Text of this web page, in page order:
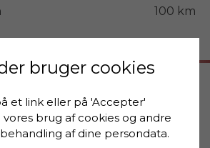
100 km
bruger cookies
et link eller på 'Accepter'
brug af cookies og andre
af dine persondata.